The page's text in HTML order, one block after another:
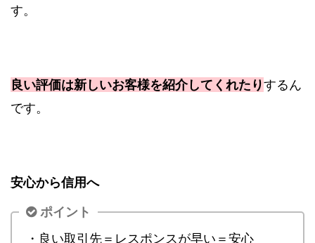
す。
良い評価は新しいお客様を紹介してくれたりするん
です。
安心から信用へ
ポイント
・良い取引先＝レスポンスが早い＝安心